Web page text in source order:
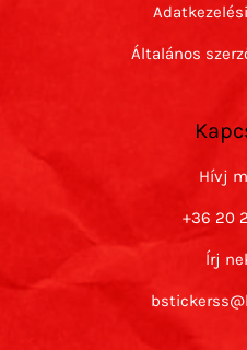
Általános
Hívj
+36 20
Írj